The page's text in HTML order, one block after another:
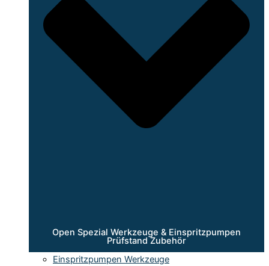
Open Spezial Werkzeuge & Einspritzpumpen
Prüfstand Zubehör
Einspritzpumpen Werkzeuge